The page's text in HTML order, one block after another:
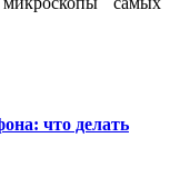
что делать